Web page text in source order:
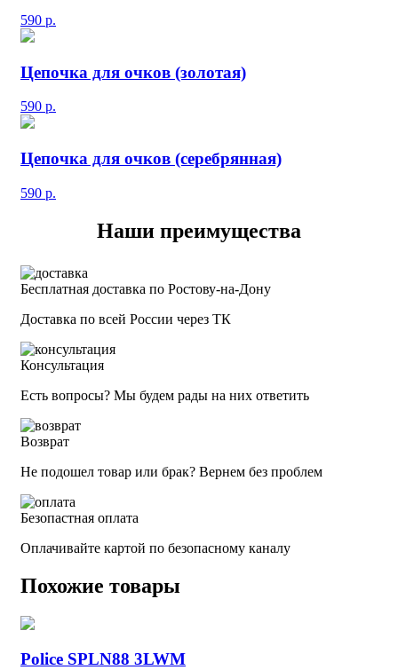
590 р.
Цепочка для очков (золотая)
590 р.
Цепочка для очков (серебрянная)
590 р.
Наши преимущества
Бесплатная доставка по Ростову-на-Дону
Доставка по всей России через ТК
Консультация
Есть вопросы? Мы будем рады на них ответить
Возврат
Не подошел товар или брак? Вернем без проблем
Безопастная оплата
Оплачивайте картой по безопасному каналу
Похожие товары
Police SPLN88 3LWM